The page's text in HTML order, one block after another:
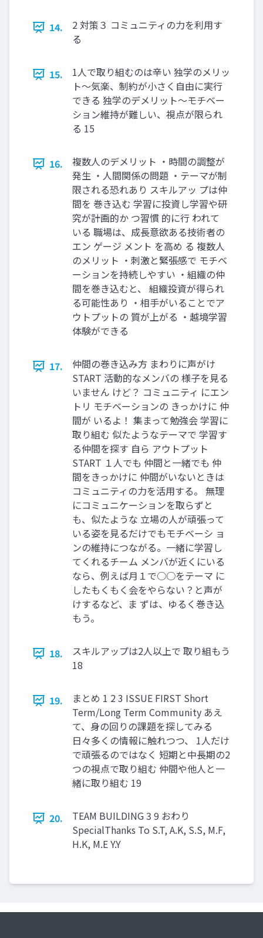
14.
2 対策３ コミュニティの力を利用す
る
15.
1人で取り組むのは辛い 独学のメリッ
ト～気楽、制約が小さく自由に実行
できる 独学のデメリット～モチベー
ション維持が難しい、視点が限られ
る 15
16.
複数人のデメリット ・時間の調整が
発生 ・人間関係の問題 ・テーマが制
限される恐れあり スキルアッ プは仲
間を 巻き込む 学習に投資し学習や研
究が計画的か つ習慣 的に行 われて
いる 職場は、成長意欲ある技術者の
エン ゲージ メント を高め る 複数人
のメリット ・刺激と緊張感で モチベ
ーションを持続しやすい ・組織の仲
間を巻き込むと、 組織投資が得られ
る可能性あり ・相手がいることでア
ウトプットの 質が上がる ・越境学習
体験ができる
17.
仲間の巻き込み方 まわりに声がけ
START 活動的なメンバの 様子を見る
いません けど？ コミュニティ にエン
トリ モチベーションの きっかけに 仲
間が いるよ！ 集まって勉強会 学習に
取り組む 似たようなテーマで 学習す
る仲間を探す 自ら アウトプット
START １人でも 仲間と一緒でも 仲
間をきっかけに 仲間がいないときは
コミュニティの力を活用する。 無理
にコミュニケーションを取らずと
も、似たような 立場の人が頑張って
いる姿を見るだけでもモチベーシ ョ
ンの維持につながる。一緒に学習し
てくれるチーム メンバが近くにいる
なら、例えば月１で○○をテーマ に
したもくもく会をやらない？と声が
けするなど、ま ずは、ゆるく巻き込
もう。
18.
スキルアップは2人以上で 取り組もう
18
19.
まとめ 1 2 3 ISSUE FIRST Short
Term/Long Term Community あえ
て、身の回りの課題を探してみる
日々多くの情報に触れつつ、 1人だけ
で頑張るのではなく 短期と中長期の2
つの視点で取り組む 仲間や他人と一
緒に取り組む 19
20.
TEAM BUILDING 3 9 おわり
SpecialThanks To S.T, A.K, S.S, M.F,
H.K, M.E Y.Y